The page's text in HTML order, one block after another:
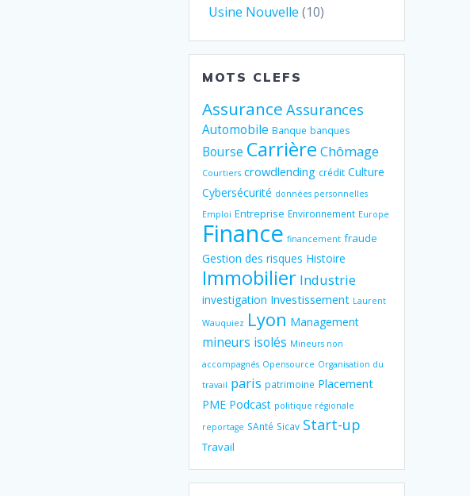
Usine Nouvelle (10)
MOTS CLEFS
Assurance Assurances
Automobile Banque banques
Bourse Carrière Chômage
Courtiers crowdlending crédit Culture
Cybersécurité données personnelles
Emploi Entreprise Environnement Europe
Finance financement fraude
Gestion des risques Histoire
Immobilier Industrie
investigation Investissement Laurent
Wauquiez Lyon Management
mineurs isolés Mineurs non
accompagnés Opensource Organisation du
travail paris patrimoine Placement
PME Podcast politique régionale
reportage SAnté Sicav Start-up
Travail